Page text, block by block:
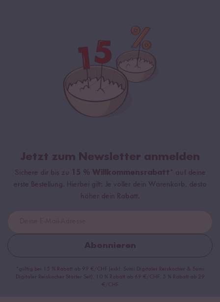
Jetzt zum Newsletter anmelden
Sichere dir bis zu 15 % Willkommensrabatt* auf deine
erste Bestellung. Hierbei gilt: Je voller dein Warenkorb, desto
höher dein Rabatt.
Abonnieren
*gültig bei 15 % Rabatt ab 99 €/CHF (exkl. Sumi Digitaler Reiskocher & Sumi
Digitaler Reiskocher Starter Set), 10 % Rabatt ab 69 €/CHF, 5 % Rabatt ab 29
€/CHF